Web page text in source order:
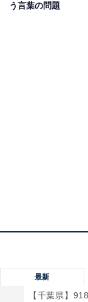
う言葉の問題
最新
【千葉県】